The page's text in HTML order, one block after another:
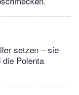
setzen – sie
Polenta